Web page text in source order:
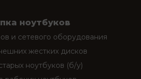
ноутбуков
и сетевого оборудования
жестких дисков
ноутбуков (б/у)